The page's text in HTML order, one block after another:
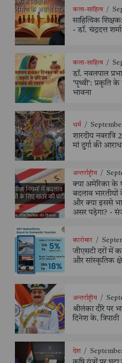
कला-साहित्य /
साहित्यिक
- डॉ. चंद्रदत्त
कला-साहित्य /
डॉ. नवलपाल
'पृथ्वी': प्रकृति के
भावना
धर्म /
शारदीय
मां दुर्गा की
अन्तर्राष्ट्रीय /
क्या अमेरिका के
बदलाव
और क्या इससे
असर पड़ेगा? -
कारोबार /
जीएसटी दरों में
और सांस्कृतिक
अन्तर्राष्ट्रीय /
श्रीलंका दौरे पर
दिनेश के. त्रिपाठी
देश /